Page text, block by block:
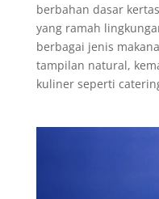
berbahan dasar
yang ramah
berbagai jenis
tampilan natural,
kuliner seperti